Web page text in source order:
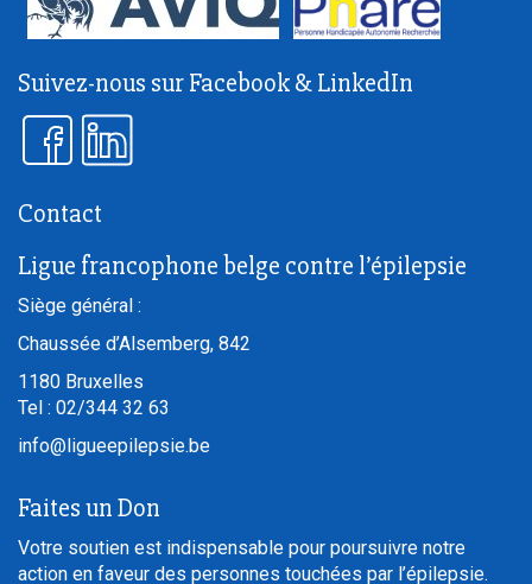
Suivez-nous sur Facebook & LinkedIn
Contact
Ligue francophone belge contre l’épilepsie
Siège général :
Chaussée d’Alsemberg, 842
1180 Bruxelles
Tel : 02/344 32 63
info@ligueepilepsie.be
Faites un Don
Votre soutien est indispensable pour poursuivre notre
action en faveur des personnes touchées par l’épilepsie.